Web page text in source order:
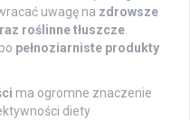
uwagę na zdrowsze
roślinne tłuszcze
pełnoziarniste produkty
ma ogromne znaczenie
diety